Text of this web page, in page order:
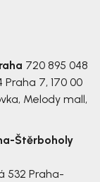
720 895 048
Praha 7, 170 00
Melody mall,
Štěrboholy
532 Praha-